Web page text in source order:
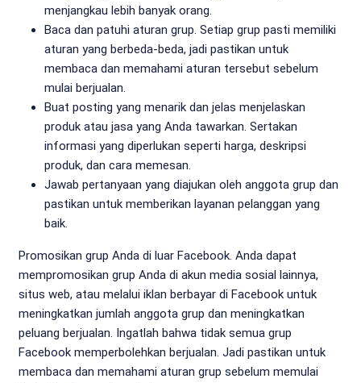
menjangkau lebih banyak orang.
Baca dan patuhi aturan grup. Setiap grup pasti memiliki
aturan yang berbeda-beda, jadi pastikan untuk
membaca dan memahami aturan tersebut sebelum
mulai berjualan.
Buat posting yang menarik dan jelas menjelaskan
produk atau jasa yang Anda tawarkan. Sertakan
informasi yang diperlukan seperti harga, deskripsi
produk, dan cara memesan.
Jawab pertanyaan yang diajukan oleh anggota grup dan
pastikan untuk memberikan layanan pelanggan yang
baik.
Promosikan grup Anda di luar Facebook. Anda dapat
mempromosikan grup Anda di akun media sosial lainnya,
situs web, atau melalui iklan berbayar di Facebook untuk
meningkatkan jumlah anggota grup dan meningkatkan
peluang berjualan. Ingatlah bahwa tidak semua grup
Facebook memperbolehkan berjualan. Jadi pastikan untuk
membaca dan memahami aturan grup sebelum memulai